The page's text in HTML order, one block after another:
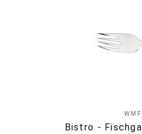
WMF
Bistro -